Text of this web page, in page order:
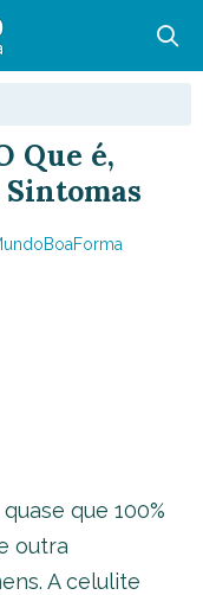
Que é,
Sintomas
que 100%
outra
A celulite